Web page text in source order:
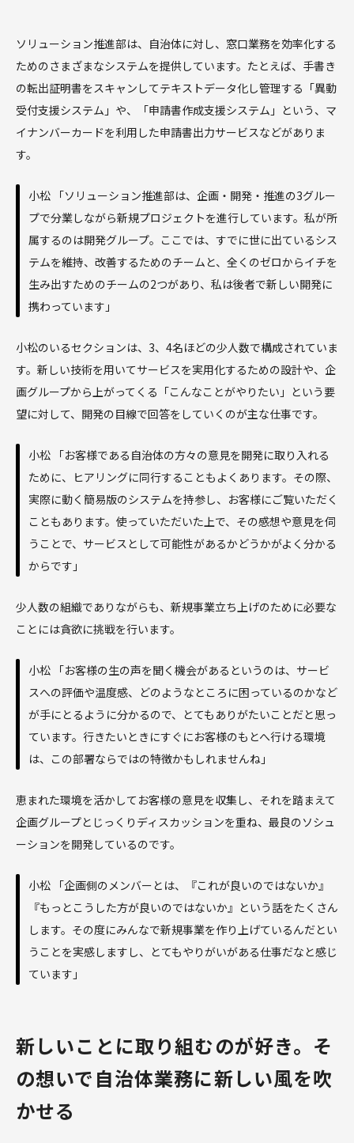
ソリューション推進部は、自治体に対し、窓口業務を効率化する
ためのさまざまなシステムを提供しています。たとえば、手書き
の転出証明書をスキャンしてテキストデータ化し管理する「異動
受付支援システム」や、「申請書作成支援システム」という、マ
イナンバーカードを利用した申請書出力サービスなどがありま
す。
小松 「ソリューション推進部は、企画・開発・推進の3グルー
プで分業しながら新規プロジェクトを進行しています。私が所
属するのは開発グループ。ここでは、すでに世に出ているシス
テムを維持、改善するためのチームと、全くのゼロからイチを
生み出すためのチームの2つがあり、私は後者で新しい開発に
携わっています」
小松のいるセクションは、3、4名ほどの少人数で構成されていま
す。新しい技術を用いてサービスを実用化するための設計や、企
画グループから上がってくる「こんなことがやりたい」という要
望に対して、開発の目線で回答をしていくのが主な仕事です。
小松 「お客様である自治体の方々の意見を開発に取り入れる
ために、ヒアリングに同行することもよくあります。その際、
実際に動く簡易版のシステムを持参し、お客様にご覧いただく
こともあります。使っていただいた上で、その感想や意見を伺
うことで、サービスとして可能性があるかどうかがよく分かる
からです」
少人数の組織でありながらも、新規事業立ち上げのために必要な
ことには貪欲に挑戦を行います。
小松 「お客様の生の声を聞く機会があるというのは、サービ
スへの評価や温度感、どのようなところに困っているのかなど
が手にとるように分かるので、とてもありがたいことだと思っ
ています。行きたいときにすぐにお客様のもとへ行ける環境
は、この部署ならではの特徴かもしれませんね」
恵まれた環境を活かしてお客様の意見を収集し、それを踏まえて
企画グループとじっくりディスカッションを重ね、最良のソシュ
ーションを開発しているのです。
小松 「企画側のメンバーとは、『これが良いのではないか』
『もっとこうした方が良いのではないか』という話をたくさん
します。その度にみんなで新規事業を作り上げているんだとい
うことを実感しますし、とてもやりがいがある仕事だなと感じ
ています」
新しいことに取り組むのが好き。そ
の想いで自治体業務に新しい風を吹
かせる